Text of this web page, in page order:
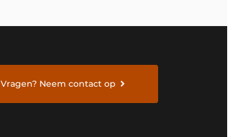
Vragen? Neem contact op